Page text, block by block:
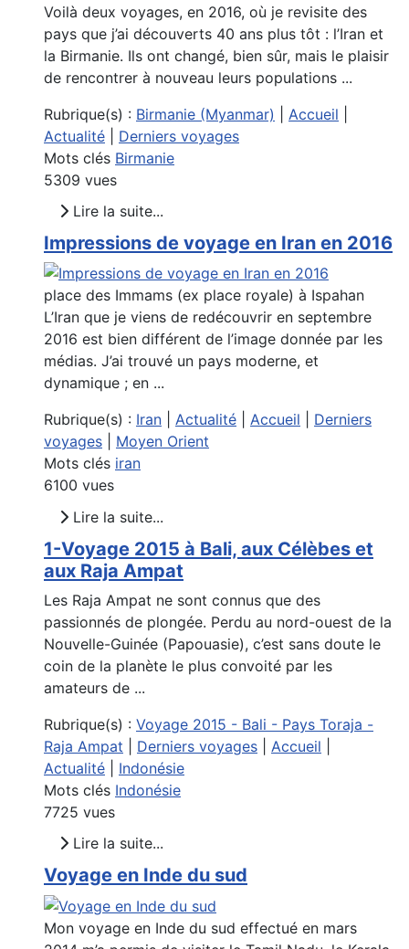
Voilà deux voyages, en 2016, où je revisite des
pays que j’ai découverts 40 ans plus tôt : l’Iran et
la Birmanie. Ils ont changé, bien sûr, mais le plaisir
de rencontrer à nouveau leurs populations ...
Rubrique(s) : Birmanie (Myanmar) Accueil
Actualité
Derniers voyages
Mots clés Birmanie
5309 vues
Lire la suite...
Impressions de voyage en Iran en 2016
place des Immams (ex place royale) à Ispahan
L’Iran que je viens de redécouvrir en septembre
2016 est bien différent de l’image donnée par les
médias. J’ai trouvé un pays moderne, et
dynamique ; en ...
Rubrique(s) : Iran Actualité Accueil
Derniers
voyages
Moyen Orient
Mots clés iran
6100 vues
Lire la suite...
1-Voyage 2015 à Bali, aux Célèbes et
aux Raja Ampat
Les Raja Ampat ne sont connus que des
passionnés de plongée. Perdu au nord-ouest de la
Nouvelle-Guinée (Papouasie), c’est sans doute le
coin de la planète le plus convoité par les
amateurs de ...
Rubrique(s) : Voyage 2015 - Bali - Pays Toraja -
Raja Ampat
Derniers voyages Accueil
Actualité
Indonésie
Mots clés Indonésie
7725 vues
Lire la suite...
Voyage en Inde du sud
Mon voyage en Inde du sud effectué en mars